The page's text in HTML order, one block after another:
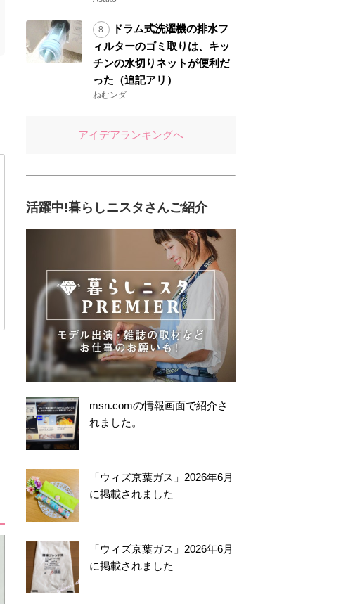
ドラム式洗濯機の排水フ
ィルターのゴミ取りは、キッ
チンの水切りネットが便利だ
った（追記アリ）
ねむンダ
アイデアランキングへ
活躍中!暮らしニスタさんご紹介
msn.comの情報画面で紹介さ
れました。
「ウィズ京葉ガス」2026年6月
に掲載されました
「ウィズ京葉ガス」2026年6月
に掲載されました